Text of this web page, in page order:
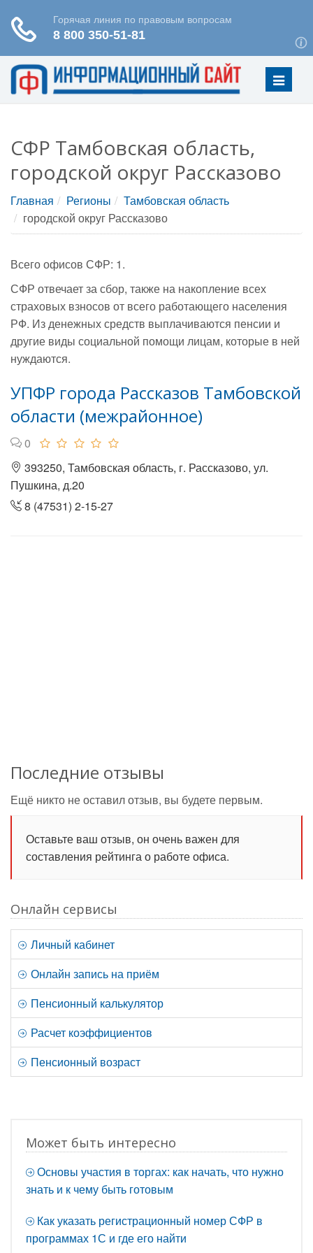
Меню
СФР Тамбовская область,
городской округ Рассказово
Главная Регионы
Тамбовская область
городской округ Рассказово
Всего офисов СФР: 1.
СФР отвечает за сбор, также на накопление всех
страховых взносов от всего работающего населения
РФ. Из денежных средств выплачиваются пенсии и
другие виды социальной помощи лицам, которые в ней
нуждаются.
УПФР города Рассказов Тамбовской
области (межрайонное)
0
393250, Тамбовская область, г. Рассказово, ул.
Пушкина, д.20
8 (47531) 2-15-27
Последние отзывы
Ещё никто не оставил отзыв, вы будете первым.
Оставьте ваш отзыв, он очень важен для
составления рейтинга о работе офиса.
Онлайн сервисы
Личный кабинет
Онлайн запись на приём
Пенсионный калькулятор
Расчет коэффициентов
Пенсионный возраст
Может быть интересно
Основы участия в торгах: как начать, что нужно
знать и к чему быть готовым
Как указать регистрационный номер СФР в
программах 1С и где его найти